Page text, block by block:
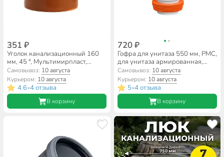
351 ₽
Уголок канализационный 160
мм, 45 °, Мультимирпласт,
наружный, рыжий, ОТВ НК
160/45 SN2
Самовывоз: 10 августа
Курьером: 10 августа
4.6•4 отзыва
В корзину
720 ₽
Гофра для унитаза 550 мм, РМС,
для унитаза армированная,
полипропилен, ОУА-0,55
Самовывоз: 10 августа
Курьером: 10 августа
5•4 отзыва
В корзину